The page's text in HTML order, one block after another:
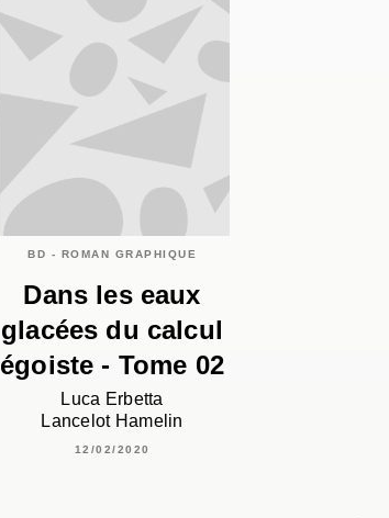
BD - ROMAN GRAPHIQUE
Dans les eaux
glacées du calcul
égoiste - Tome 02
Luca Erbetta
Lancelot Hamelin
12/02/2020